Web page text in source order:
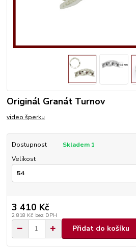
Originál Granát Turnov
video šperku
Dostupnost
Skladem 1
Velikost
3 410 Kč
2 818 Kč bez DPH
Přidat do košíku